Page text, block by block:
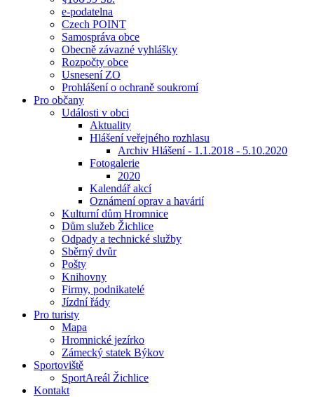
e-podatelna
Czech POINT
Samospráva obce
Obecně závazné vyhlášky
Rozpočty obce
Usnesení ZO
Prohlášení o ochraně soukromí
Pro občany
Události v obci
Aktuality
Hlášení veřejného rozhlasu
Archiv Hlášení - 1.1.2018 - 5.10.2020
Fotogalerie
2020
Kalendář akcí
Oznámení oprav a havárií
Kulturní dům Hromnice
Dům služeb Žichlice
Odpady a technické služby
Sběrný dvůr
Pošty
Knihovny
Firmy, podnikatelé
Jízdní řády
Pro turisty
Mapa
Hromnické jezírko
Zámecký statek Býkov
Sportoviště
SportAreál Žichlice
Kontakt